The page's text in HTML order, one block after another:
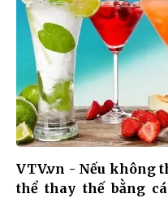
VTV.vn - Nếu không
thể thay thế bằng